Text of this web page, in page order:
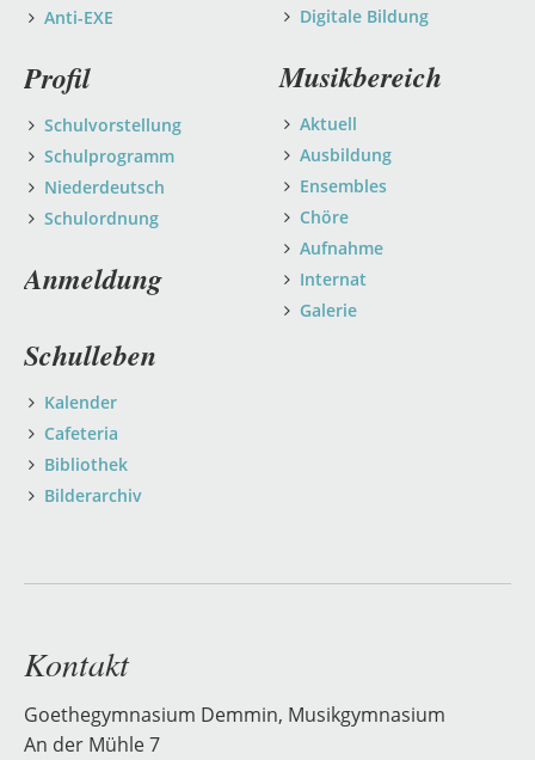
Anti-EXE
Digitale Bildung
Musikbereich
Aktuell
Ausbildung
Ensembles
Chöre
Aufnahme
Internat
Galerie
Profil
Schulvorstellung
Schulprogramm
Niederdeutsch
Schulordnung
Anmeldung
Schulleben
Kalender
Cafeteria
Bibliothek
Bilderarchiv
Kontakt
Goethegymnasium Demmin, Musikgymnasium
An der Mühle 7